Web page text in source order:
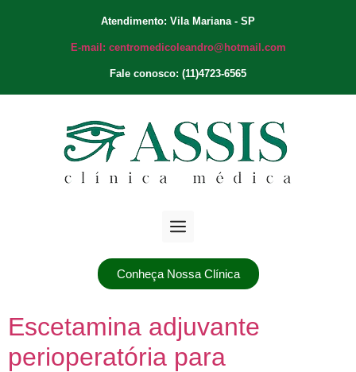
Atendimento: Vila Mariana - SP
E-mail: centromedicoleandro@hotmail.com
Fale conosco: (11)4723-6565
Conheça Nossa Clínica
Escetamina adjuvante
perioperatória para